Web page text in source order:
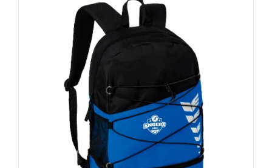
87,00 €